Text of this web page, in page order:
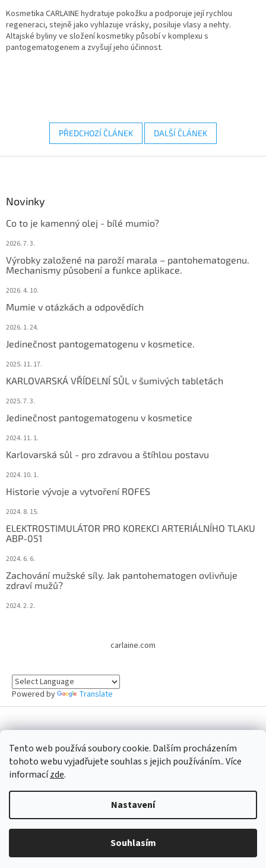
Tento web používá soubory cookie. Dalším procházením
tohoto webu vyjadřujete souhlas s jejich používáním.. Více
informacízde.
Nastavení
Souhlasím
Kosmetika CARLAINE hydratuje pokožku a podporuje její rychlou
regeneraci, stejně jako vyhlazuje vrásky, posiluje vlasy a nehty.
Altajské byliny ve složení kosmetiky působí v komplexu s
pantogematogenem a zvyšují jeho účinnost.
PŘEDCHOZÍ ČLÁNEK DALŠÍ ČLÁNEK
Novinky
Co to je kamenný olej - bílé mumio?
2026. 7. 3.
Výrobky založené na paroží marala – pantohematogenu.
Mechanismy působení a funkce aplikace.
2026. 4. 10.
Mumie v otázkách a odpovědích
2026. 1. 24.
Jedinečnost pantogematogenu v kosmetice.
2025. 11. 17.
KARLOVARSKÁ VŘÍDELNÍ SŮL v šumivých tabletách
2025. 7. 3.
Jedinečnost pantogematogenu v kosmetice
2024. 11. 1.
Karlovarská sůl - pro zdravou a štíhlou postavu
2024. 10. 1.
Historie vývoje a vytvoření ROFES
2024. 8. 15.
ELEKTROSTIMULÁTOR PRO KOREKCI ARTERIÁLNÍHO TLAKU
ABP-051
2024. 6. 6.
Zachování mužské síly. Jak pantohematogen ovlivňuje
zdraví mužů?
2024. 2. 2.
carlaine.com
Powered by Translate
Copyright 2026